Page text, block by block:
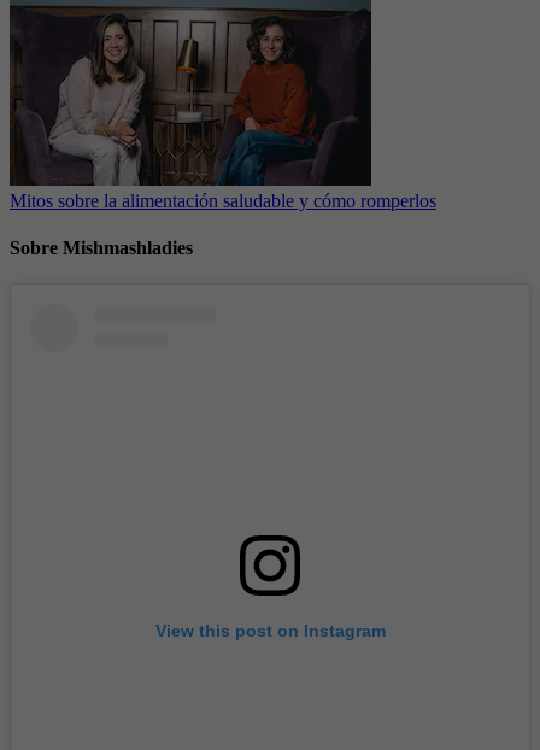
Mitos sobre la alimentación saludable y cómo romperlos
Sobre Mishmashladies
View this post on Instagram